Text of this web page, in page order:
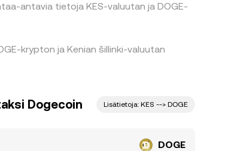
antavia tietoja KES-valuutan ja DOGE-
krypton ja Kenian šillinki-valuutan
Dogecoin Lisätietoja: KES --> DOGE
DOGE